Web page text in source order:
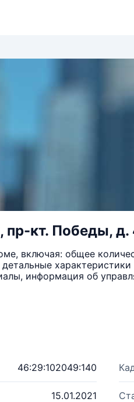
пр-кт. Победы, д.
включая: общее
информация об
46:29:102049:140
15.01.2021